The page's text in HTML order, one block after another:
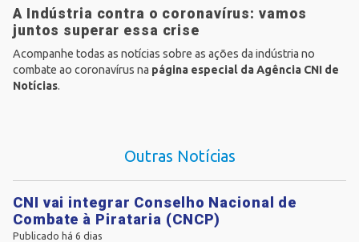
A Indústria contra o coronavírus: vamos
juntos superar essa crise
Acompanhe todas as notícias sobre as ações da indústria no
combate ao coronavírus na página especial da Agência CNI de
Notícias.
Outras Notícias
CNI vai integrar Conselho Nacional de
Combate à Pirataria (CNCP)
Publicado há 6 dias